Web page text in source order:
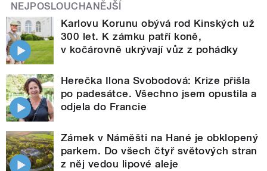
NEJPOSLOUCHANĚJŠÍ
Karlovu Korunu obývá rod Kinských už
300 let. K zámku patří koně,
v kočárovně ukrývají vůz z pohádky
Herečka Ilona Svobodová: Krize přišla
po padesátce. Všechno jsem opustila a
odjela do Francie
Zámek v Náměšti na Hané je obklopený
parkem. Do všech čtyř světových stran
z něj vedou lipové aleje